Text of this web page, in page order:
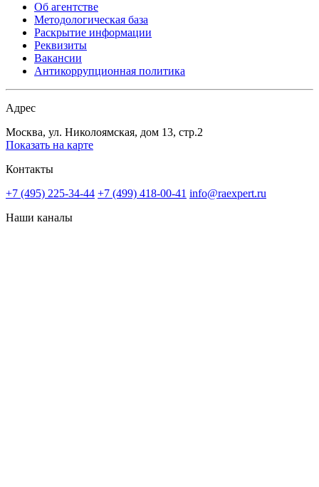
Об агентстве
Методологическая база
Раскрытие информации
Реквизиты
Вакансии
Антикоррупционная политика
Адрес
Москва, ул. Николоямская, дом 13, стр.2
Показать на карте
Контакты
+7 (495) 225-34-44 +7 (499) 418-00-41 info@raexpert.ru
Наши каналы